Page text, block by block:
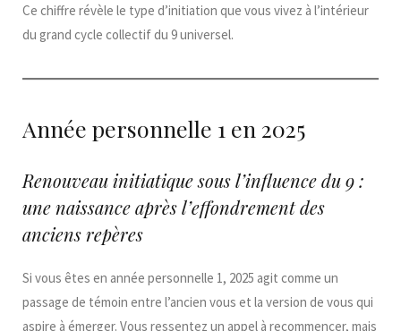
Ce chiffre révèle le type d’initiation que vous vivez à l’intérieur
du grand cycle collectif du 9 universel.
Année personnelle 1 en 2025
Renouveau initiatique sous l’influence du 9 :
une naissance après l’effondrement des
anciens repères
Si vous êtes en année personnelle 1, 2025 agit comme un
passage de témoin entre l’ancien vous et la version de vous qui
aspire à émerger. Vous ressentez un appel à recommencer, mais